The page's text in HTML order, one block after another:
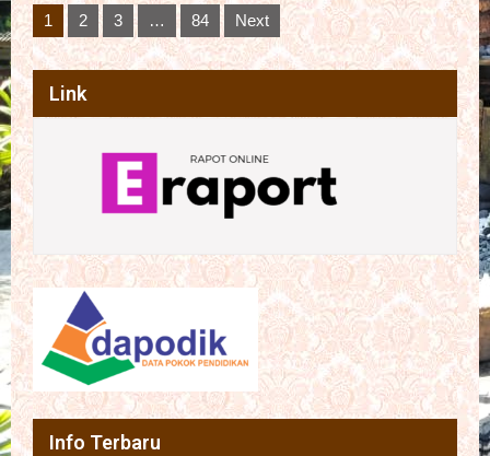
Posts
pagination
1 2 3 … 84 Next
Link
Info Terbaru